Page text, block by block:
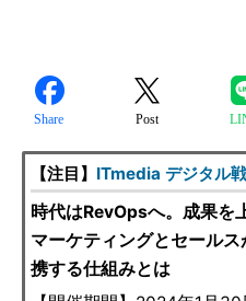
Share Post
【注目】 ITmedia デジタル
時代はRevOpsへ。成果を
マーケティングとセールス
携する仕組みとは